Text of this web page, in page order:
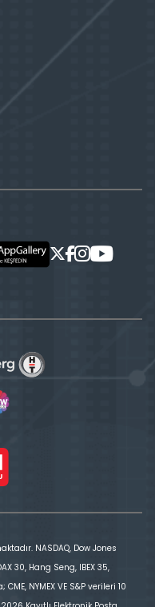
NASDAQ, Dow Jones
30, Hang Seng, IBEX 35,
NYMEX VE S&P verileri 10